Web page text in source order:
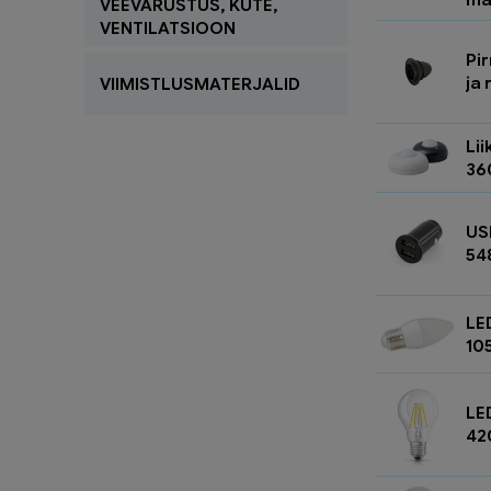
VEEVARUSTUS, KÜTE,
VENTILATSIOON
VIIMISTLUSMATERJALID
ja